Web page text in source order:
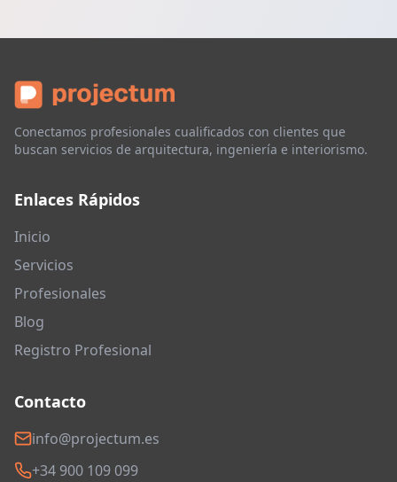
Conectamos profesionales cualificados con clientes que
buscan servicios de arquitectura, ingeniería e interiorismo.
Enlaces Rápidos
Inicio
Servicios
Profesionales
Blog
Registro Profesional
Contacto
info@projectum.es
+34 900 109 099